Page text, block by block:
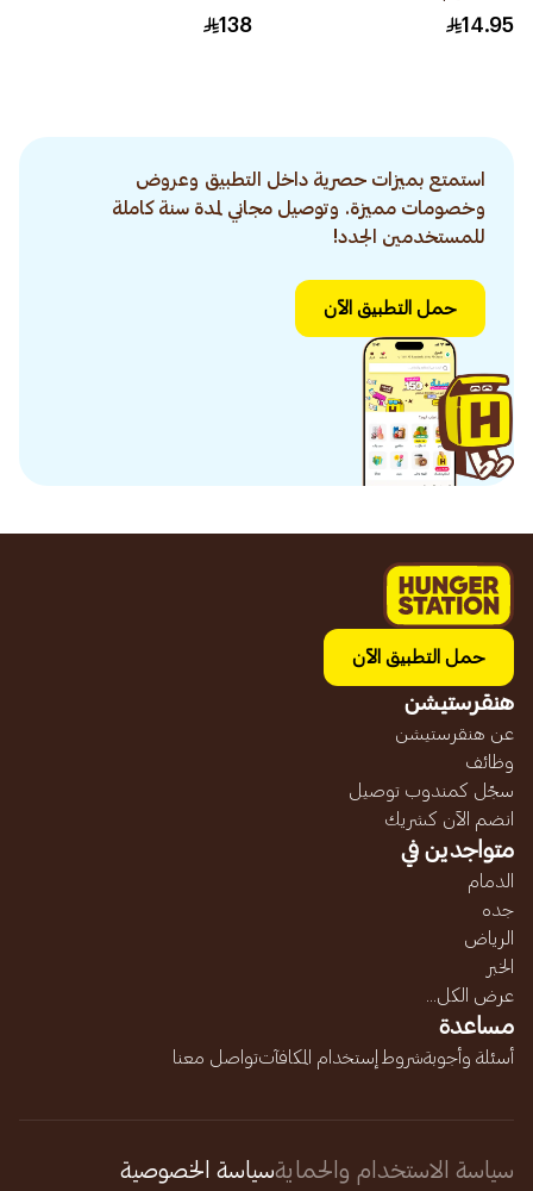
14.95
138
استمتع بميزات حصرية داخل التطبيق وعروض
وخصومات مميزة. وتوصيل مجاني لمدة سنة كاملة
للمستخدمين الجدد!
حمل التطبيق الآن
حمل التطبيق الآن
هنقرستيشن
عن هنقرستيشن
وظائف
سجّل كمندوب توصيل
انضم الآن كشريك
متواجدين في
الدمام
جده
الرياض
الخبر
عرض الكل...
مساعدة
أسئلة وأجوبةشروط إستخدام المكافآتتواصل معنا
سياسة الاستخدام والحمايةسياسة الخصوصية